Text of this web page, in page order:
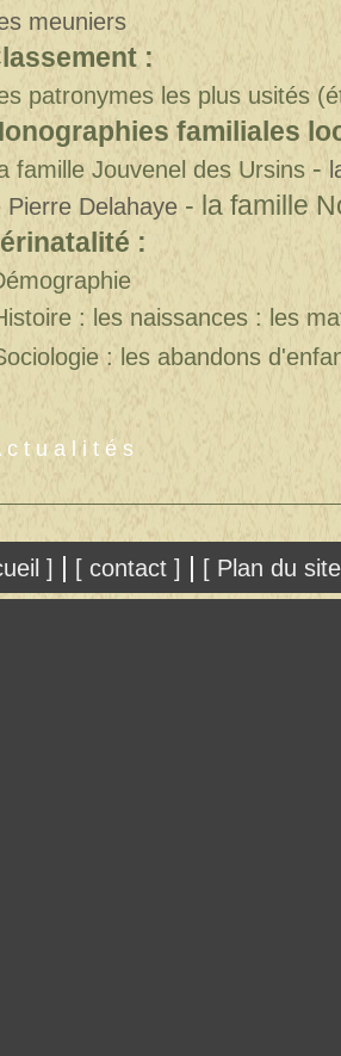
meuniers
:
patronymes les plus usités
familiales
famille Jouvenel des Ursins -
Pierre Delahaye - la famille
:
: les naissances : les
: les abandons
ctualités
] | [ contact ] | [ Plan du